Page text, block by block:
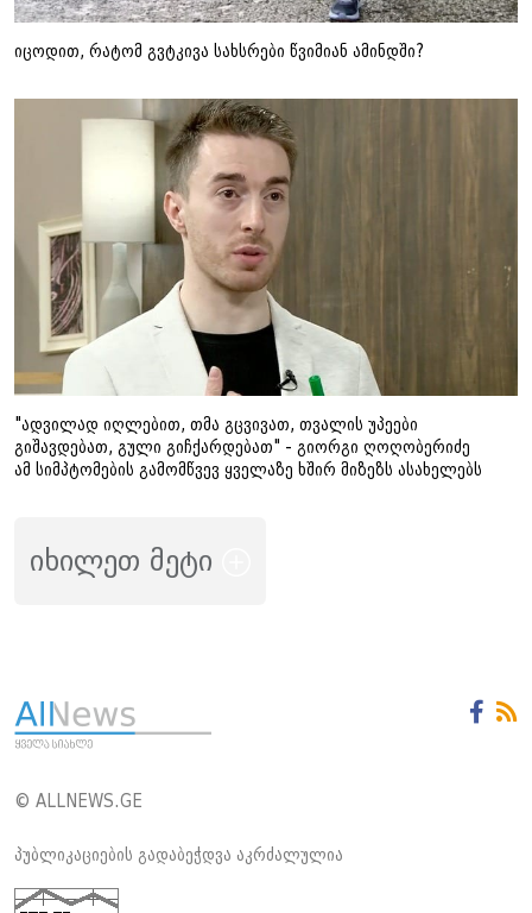
იცოდით, რატომ გვტკივა სახსრები წვიმიან ამინდში?
"ადვილად იღლებით, თმა გცვივათ, თვალის უპეები
გიშავდებათ, გული გიჩქარდებათ" - გიორგი ღოღობერიძე
ამ სიმპტომების გამომწვევ ყველაზე ხშირ მიზეზს ასახელებს
იხილეთ მეტი
© ALLNEWS.GE
პუბლიკაციების გადაბეჭდვა აკრძალულია